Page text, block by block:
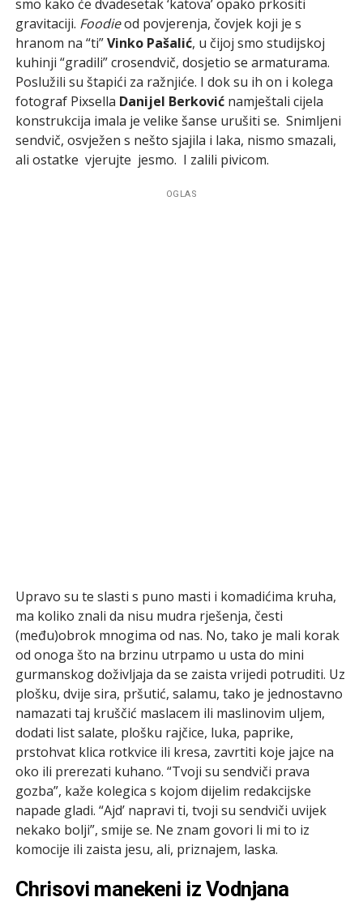
smo kako će dvadesetak ‘katova’ opako prkositi
gravitaciji. Foodieod povjerenja, čovjek koji je s
hranom na “ti”Vinko Pašalić, u čijoj smo studijskoj
kuhinji “gradili” cro­sendvič, dosjetio se armaturama.
Poslužili su štapići za ražnjiće. I dok su ih on i kolega
fotograf Pixsella Danijel Berkovićnamještali cijela
konstrukcija imala je velike šanse urušiti se. Snimljeni
sendvič, osvježen s nešto sjajila i laka, nismo smazali,
ali ostatke ­ vjerujte ­ jesmo. I zalili pivicom.
OGLAS
Upravo su te slasti s puno masti i komadićima kruha,
ma koliko znali da nisu mudra rješenja, česti
(među)obrok mnogima od nas. No, tako je mali korak
od onoga što na brzinu utrpamo u usta do mini
gurmanskog doživljaja da se zaista vrijedi potruditi. Uz
plošku, dvije sira, pršutić, salamu, tako je jednostavno
namazati taj kruščić maslacem ili maslinovim uljem,
dodati list salate, plošku rajčice, luka, paprike,
prstohvat klica rotkvice ili kresa, zavrtiti koje jajce na
oko ili prerezati kuhano. “Tvoji su sendviči prava
gozba”, kaže kolegica s kojom dijelim redakcijske
napade gladi. “Ajd’ napravi ti, tvoji su sendviči uvijek
nekako bolji”, smije se. Ne znam govori li mi to iz
komocije ili zaista jesu, ali, priznajem, laska.
Chrisovi manekeni iz Vodnjana